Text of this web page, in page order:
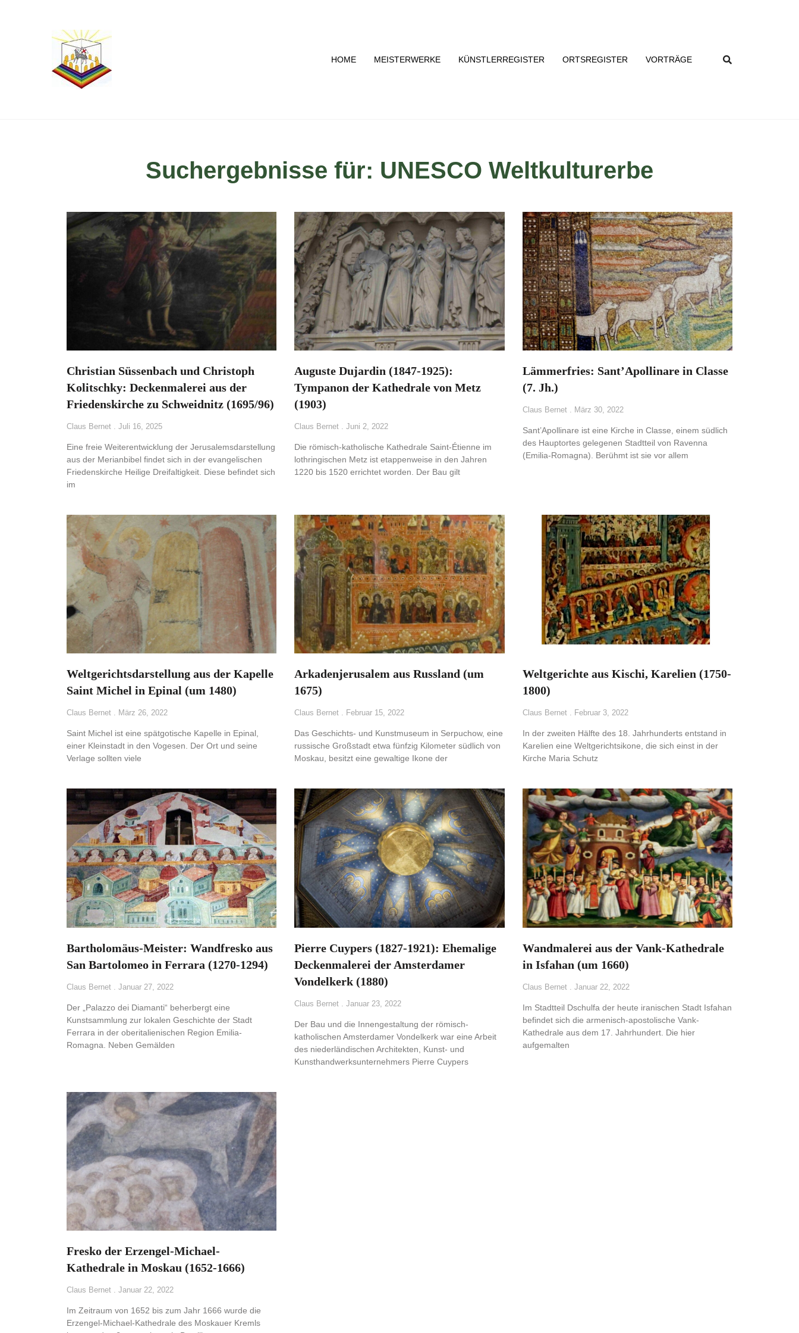
HOME MEISTERWERKE KÜNSTLERREGISTER ORTSREGISTER VORTRÄGE
Suchergebnisse für: UNESCO Weltkulturerbe
Christian Süssenbach und Christoph
Kolitschky: Deckenmalerei aus der
Friedenskirche zu Schweidnitz (1695/96)
Claus Bernet Juli 16, 2025
Eine freie Weiterentwicklung der Jerusalemsdarstellung
aus der Merianbibel findet sich in der evangelischen
Friedenskirche Heilige Dreifaltigkeit. Diese befindet sich
im
Auguste Dujardin (1847-1925):
Tympanon der Kathedrale von Metz
(1903)
Claus Bernet Juni 2, 2022
Die römisch-katholische Kathedrale Saint-Étienne im
lothringischen Metz ist etappenweise in den Jahren
1220 bis 1520 errichtet worden. Der Bau gilt
Lämmerfries: Sant’Apollinare in Classe
(7. Jh.)
Claus Bernet März 30, 2022
Sant’Apollinare ist eine Kirche in Classe, einem südlich
des Hauptortes gelegenen Stadtteil von Ravenna
(Emilia-Romagna). Berühmt ist sie vor allem
Weltgerichtsdarstellung aus der Kapelle
Saint Michel in Epinal (um 1480)
Claus Bernet März 26, 2022
Saint Michel ist eine spätgotische Kapelle in Epinal,
einer Kleinstadt in den Vogesen. Der Ort und seine
Verlage sollten viele
Arkadenjerusalem aus Russland (um
1675)
Claus Bernet Februar 15, 2022
Das Geschichts- und Kunstmuseum in Serpuchow, eine
russische Großstadt etwa fünfzig Kilometer südlich von
Moskau, besitzt eine gewaltige Ikone der
Weltgerichte aus Kischi, Karelien (1750-
1800)
Claus Bernet Februar 3, 2022
In der zweiten Hälfte des 18. Jahrhunderts entstand in
Karelien eine Weltgerichtsikone, die sich einst in der
Kirche Maria Schutz
Bartholomäus-Meister: Wandfresko aus
San Bartolomeo in Ferrara (1270-1294)
Claus Bernet Januar 27, 2022
Der „Palazzo dei Diamanti“ beherbergt eine
Kunstsammlung zur lokalen Geschichte der Stadt
Ferrara in der oberitalienischen Region Emilia-
Romagna. Neben Gemälden
Pierre Cuypers (1827-1921): Ehemalige
Deckenmalerei der Amsterdamer
Vondelkerk (1880)
Claus Bernet Januar 23, 2022
Der Bau und die Innengestaltung der römisch-
katholischen Amsterdamer Vondelkerk war eine Arbeit
des niederländischen Architekten, Kunst- und
Kunsthandwerksunternehmers Pierre Cuypers
Wandmalerei aus der Vank-Kathedrale
in Isfahan (um 1660)
Claus Bernet Januar 22, 2022
Im Stadtteil Dschulfa der heute iranischen Stadt Isfahan
befindet sich die armenisch-apostolische Vank-
Kathedrale aus dem 17. Jahrhundert. Die hier
aufgemalten
Fresko der Erzengel-Michael-
Kathedrale in Moskau (1652-1666)
Claus Bernet Januar 22, 2022
Im Zeitraum von 1652 bis zum Jahr 1666 wurde die
Erzengel-Michael-Kathedrale des Moskauer Kremls